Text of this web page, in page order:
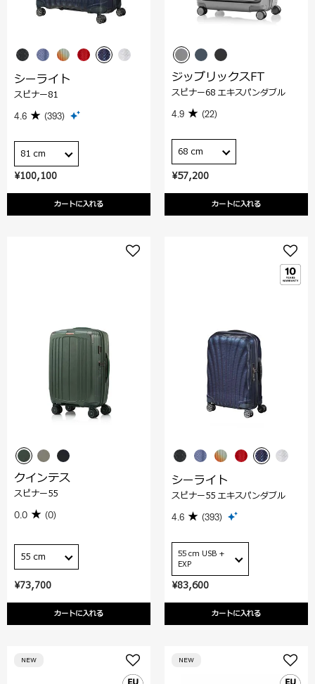
¥100,100
カートに入れる
シーライト
スピナー81
4.6 (393)
81 cm
¥57,200
カートに入れる
ジップリックスFT
スピナー68 エキスパンダブル
4.9 (22)
68 cm
¥73,700
カートに入れる
クインテス
スピナー55
0.0 (0)
55 cm
¥83,600
カートに入れる
シーライト
スピナー55 エキスパンダブル
4.6 (393)
55 cm USB +
EXP
NEW NEW